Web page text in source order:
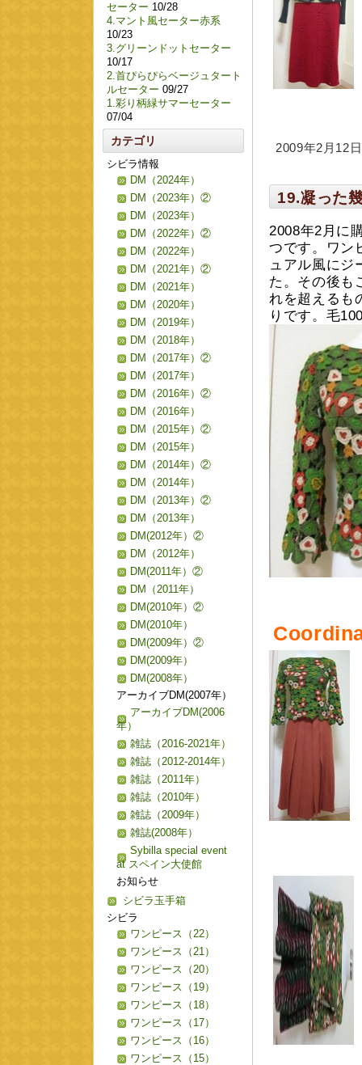
2009年2月12
19.凝った
2008年2月に
つです。ワン
ュアル風にジ
た。その後も
れを超えるも
りです。毛
セーター 10/28
4.マント風セーター赤系
10/23
3.グリーンドットセーター
10/17
2.首ぴらぴらベージュタート
ルセーター 09/27
1.彩り柄緑サマーセーター
07/04
カテゴリ
シビラ情報
DM（2024年）
DM（2023年）②
DM（2023年）
DM（2022年）②
DM（2022年）
DM（2021年）②
DM（2021年）
DM（2020年）
DM（2019年）
DM（2018年）
DM（2017年）②
DM（2017年）
DM（2016年）②
DM（2016年）
DM（2015年）②
DM（2015年）
DM（2014年）②
DM（2014年）
DM（2013年）②
DM（2013年）
DM(2012年）②
DM（2012年）
DM(2011年）②
DM（2011年）
DM(2010年）②
DM(2010年）
DM(2009年）②
DM(2009年）
DM(2008年）
アーカイブDM(2007年）
アーカイブDM(2006
年）
雑誌（2016-2021年）
雑誌（2012-2014年）
雑誌（2011年）
雑誌（2010年）
雑誌（2009年）
雑誌(2008年）
Sybilla special event
at スペイン大使館
お知らせ
シビラ玉手箱
シビラ
ワンピース（22）
ワンピース（21）
ワンピース（20）
ワンピース（19）
ワンピース（18）
ワンピース（17）
ワンピース（16）
ワンピース（15）